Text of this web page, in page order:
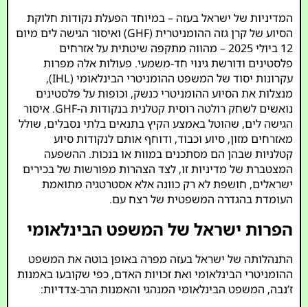
המדיניות של ישראל בעזה – במיוחד הפעלת נקודות חלוקת
הסיוע של קרן גזה ההומניטרית (GHF) ואיסור הגישה לים מיום
12 ביולי 2025 – מהווה מתקפה שיטתית על אזרחים
פלסטינים ודורשת גינוי חד-משמעי. פעולות אלה מפרות
עקרונות יסוד של המשפט ההומניטרי הבינלאומי (IHL),
מנצלות את הסיוע ההומניטרי כנשק, וכופות על פלסטינים
נואשים לשחק רולטה רוסית קטלנית בנקודות ה-GHF. איסור
הגישה לים, שהוטל באמצע הקיץ בתנאים בלתי נסבלים, שולל
מאזרחים מזון, סיוע וכבוד, ודוחף אותם לנקודות סיוע
קטלניות שבהן הם מסתכנים במוות או בנכות. ההשפעה
המצטברת של מדיניות זו, לצד הצהרות מפורשות של בכירים
ישראלים, חושפת לא רק כוונה אלא אסטרטגיה מתואמת
העומדת בהגדרה המשפטית של רצח עם.
הפרות ישראל של המשפט הבינלאומי
התנהלותה של ישראל בעזה מפרה באופן בוטה את המשפט
ההומניטרי הבינלאומי ואת זכויות האדם, כפי שקובעו באמנות
ז’נבה, המשפט הבינלאומי המנהגי והאמנות הרב-צדדיות: